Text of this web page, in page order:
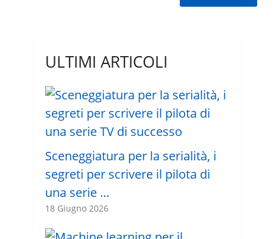
ULTIMI ARTICOLI
Sceneggiatura per la serialità, i
segreti per scrivere il pilota di
una serie …
18 Giugno 2026